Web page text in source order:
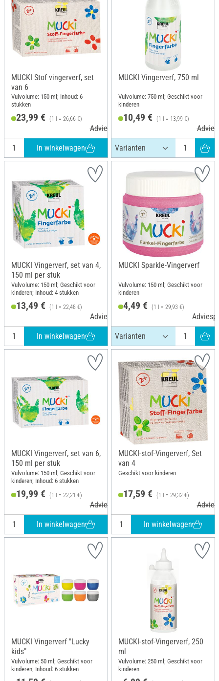
MUCKI Stof vingerverf, set
van 6
Vulvolume: 150 ml; Inhoud: 6
stukken
23,99 € (1 l = 26,66 €)
Adviesprijs 28,99 €
In winkelwagen
MUCKI Vingerverf, 750 ml
Vulvolume: 750 ml; Geschikt voor
kinderen
10,49 € (1 l = 13,99 €)
MUCKI Vingerverf, set van 4,
150 ml per stuk
Vulvolume: 150 ml; Geschikt voor
kinderen; Inhoud: 4 stukken
13,49 € (1 l = 22,48 €)
Adviesprijs 15,99 €
In winkelwagen
MUCKI Sparkle-Vingerverf
Vulvolume: 150 ml; Geschikt voor
kinderen
4,49 € (1 l = 29,93 €)
MUCKI Vingerverf, set van 6,
150 ml per stuk
Vulvolume: 150 ml; Geschikt voor
kinderen; Inhoud: 6 stukken
19,99 € (1 l = 22,21 €)
Adviesprijs 23,99 €
In winkelwagen
MUCKI-stof-Vingerverf, Set
van 4
Geschikt voor kinderen
17,59 € (1 l = 29,32 €)
In winkelwagen
MUCKI Vingerverf "Lucky
kids"
Vulvolume: 50 ml; Geschikt voor
kinderen; Inhoud: 6 stukken
MUCKI-stof-Vingerverf, 250
ml
Vulvolume: 250 ml; Geschikt voor
kinderen